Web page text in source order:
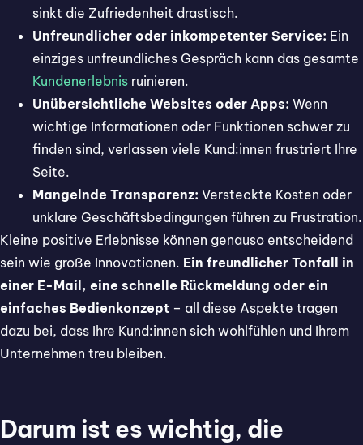
sinkt die Zufriedenheit drastisch.
Unfreundlicher oder inkompetenter Service: Ein
einziges unfreundliches Gespräch kann das gesamte
Kundenerlebnis ruinieren.
Unübersichtliche Websites oder Apps: Wenn
wichtige Informationen oder Funktionen schwer zu
finden sind, verlassen viele Kund:innen frustriert Ihre
Seite.
Mangelnde Transparenz: Versteckte Kosten oder
unklare Geschäftsbedingungen führen zu Frustration.
Kleine positive Erlebnisse können genauso entscheidend
sein wie große Innovationen. Ein freundlicher Tonfall in
einer E-Mail, eine schnelle Rückmeldung oder ein
einfaches Bedienkonzept – all diese Aspekte tragen
dazu bei, dass Ihre Kund:innen sich wohlfühlen und Ihrem
Unternehmen treu bleiben.
Darum ist es wichtig, die